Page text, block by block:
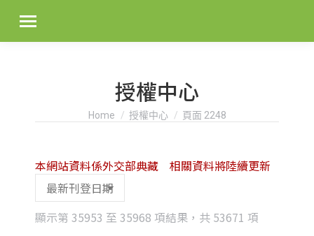
授權中心
You are here:
Home 授權中心 頁面 2248
顯示第 35953 至 35968 項結果，共 53671 項
本網站資料係外交部典藏 相關資料將陸續更新